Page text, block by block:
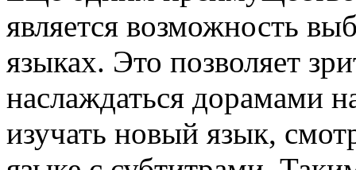
является возможность
языках. Это позволяет
наслаждаться дорамами
изучать новый язык,